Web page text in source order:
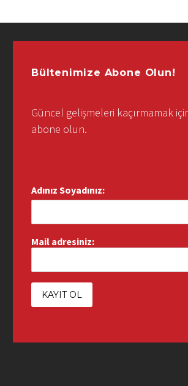
Bültenimize Abone Olun!
Güncel gelişmeleri kaçırmamak
abone olun.
Adınız Soyadınız:
Mail adresiniz: